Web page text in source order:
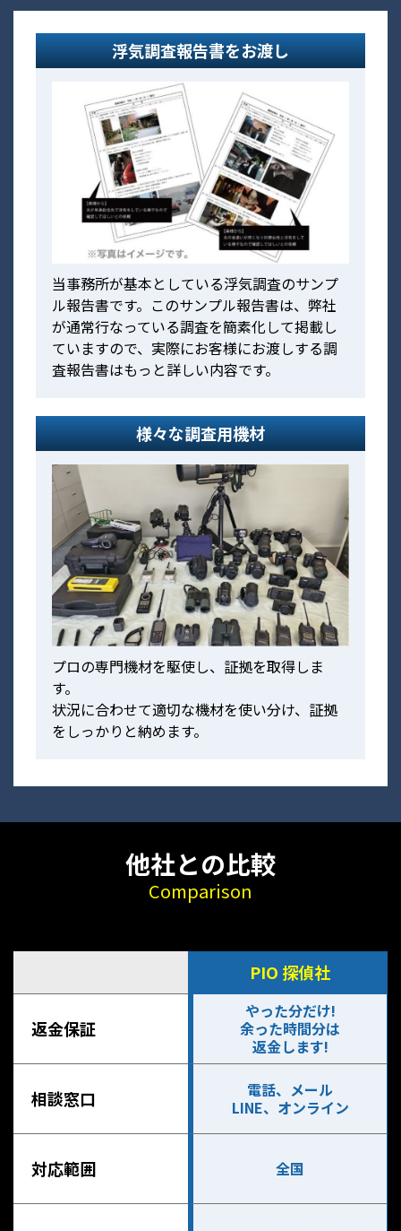
浮気調査報告書をお渡し
当事務所が基本としている浮気調査のサンプ
ル報告書です。このサンプル報告書は、弊社
が通常行なっている調査を簡素化して掲載し
ていますので、実際にお客様にお渡しする調
査報告書はもっと詳しい内容です。
様々な調査用機材
プロの専門機材を駆使し、証拠を取得しま
す。
状況に合わせて適切な機材を使い分け、証拠
をしっかりと納めます。
他社との比較
Comparison
PIO 探偵社
返金保証
やった分だけ!
余った時間分は
返金します!
相談窓口
電話、メール
LINE、オンライン
対応範囲 全国